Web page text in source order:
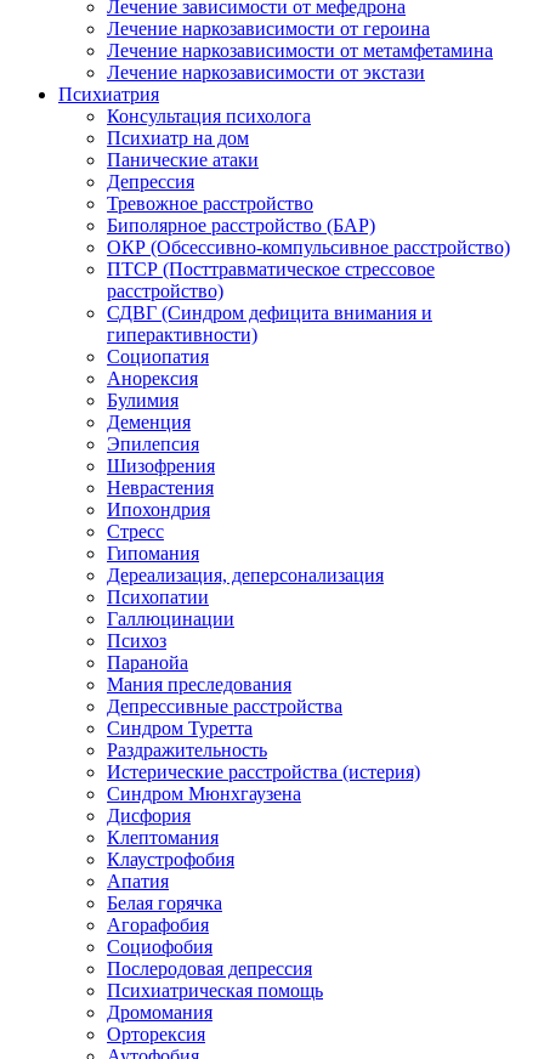
Лечение зависимости от мефедрона
Лечение наркозависимости от героина
Лечение наркозависимости от метамфетамина
Лечение наркозависимости от экстази
Психиатрия
Консультация психолога
Психиатр на дом
Панические атаки
Депрессия
Тревожное расстройство
Биполярное расстройство (БАР)
ОКР (Обсессивно-компульсивное расстройство)
ПТСР (Посттравматическое стрессовое
расстройство)
СДВГ (Синдром дефицита внимания и
гиперактивности)
Социопатия
Анорексия
Булимия
Деменция
Эпилепсия
Шизофрения
Неврастения
Ипохондрия
Стресс
Гипомания
Дереализация, деперсонализация
Психопатии
Галлюцинации
Психоз
Паранойа
Мания преследования
Депрессивные расстройства
Синдром Туретта
Раздражительность
Истерические расстройства (истерия)
Синдром Мюнхгаузена
Дисфория
Клептомания
Клаустрофобия
Апатия
Белая горячка
Агорафобия
Социофобия
Послеродовая депрессия
Психиатрическая помощь
Дромомания
Орторексия